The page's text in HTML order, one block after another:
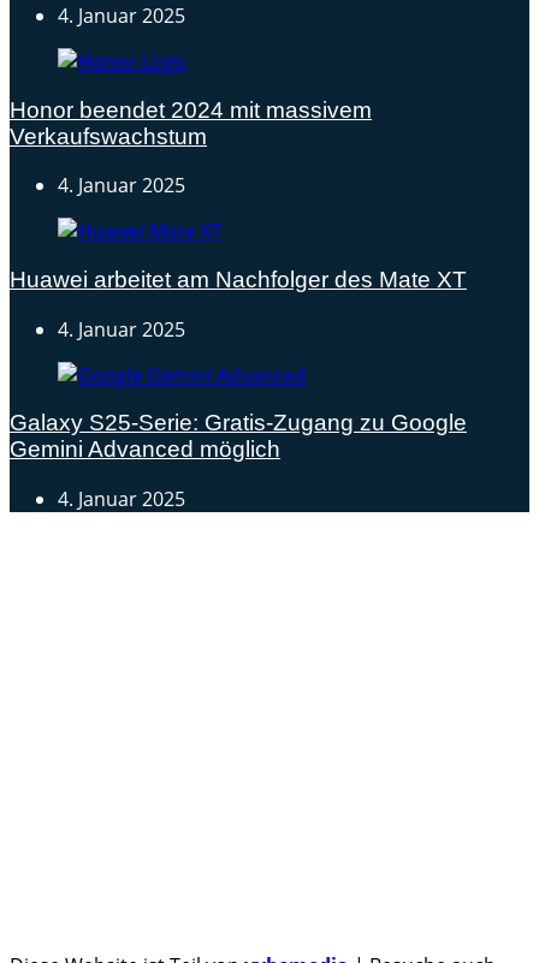
4. Januar 2025
Honor beendet 2024 mit massivem
Verkaufswachstum
4. Januar 2025
Huawei arbeitet am Nachfolger des Mate XT
4. Januar 2025
Galaxy S25-Serie: Gratis-Zugang zu Google
Gemini Advanced möglich
4. Januar 2025